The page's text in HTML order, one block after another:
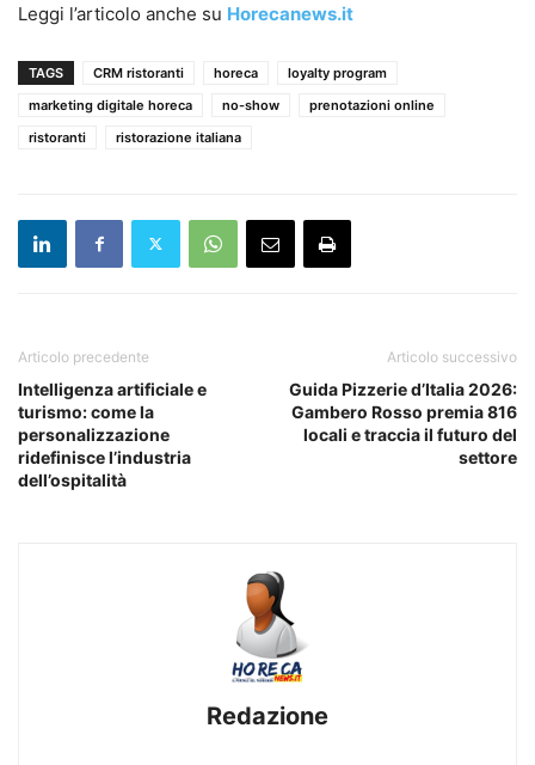
Leggi l’articolo anche su Horecanews.it
TAGS CRM ristoranti horeca
loyalty program
marketing digitale horeca
no-show
prenotazioni online
ristoranti
ristorazione italiana
Articolo precedente
Intelligenza artificiale e
turismo: come la
personalizzazione
ridefinisce l’industria
dell’ospitalità
Articolo successivo
Guida Pizzerie d’Italia 2026:
Gambero Rosso premia 816
locali e traccia il futuro del
settore
Redazione